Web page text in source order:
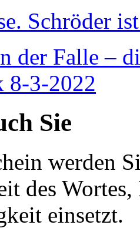
Schröder
der Falle –
8-3-2022
Sie
werden
des
einsetzt.